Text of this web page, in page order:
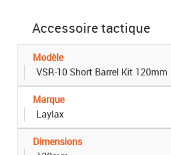
Accessoire tactique
Modèle
VSR-10 Short Barrel Kit 120mm
Marque
Laylax
Dimensions